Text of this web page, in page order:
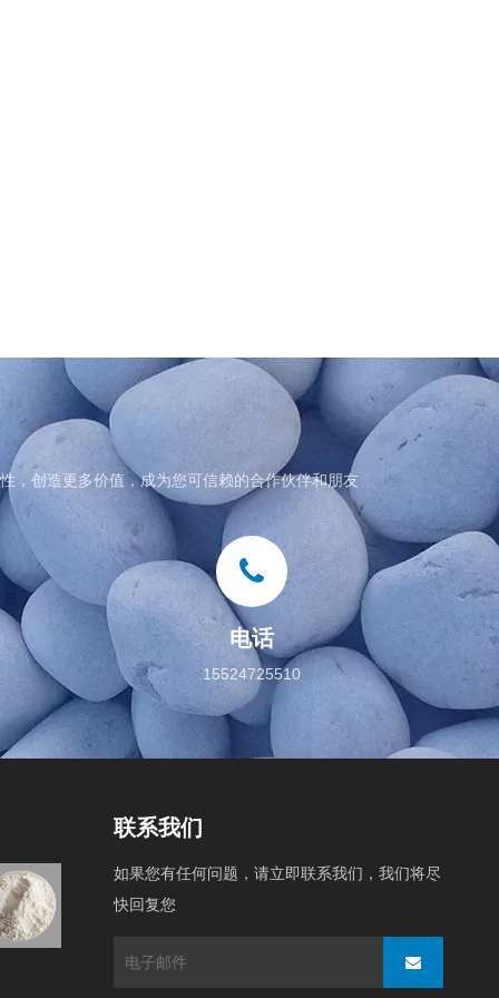
，创造更多价值，成为您可信赖的合作伙伴和朋友
电话
15524725510
原料
联系我们
如果您有任何问题，请立即联系我们，我们将尽
快回复您